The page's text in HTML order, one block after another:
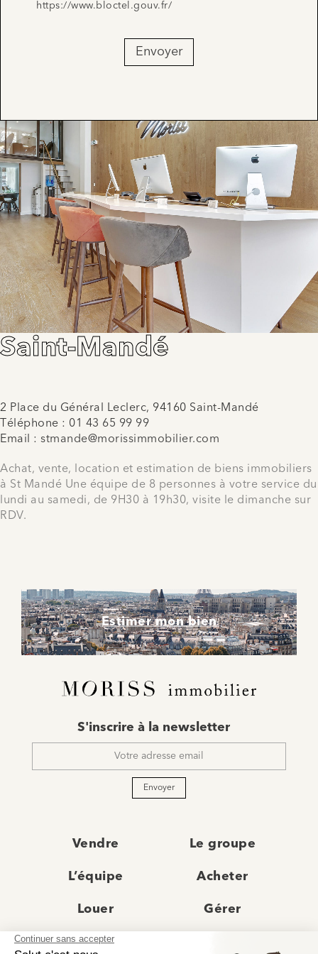
https://www.bloctel.gouv.fr/
Envoyer
Saint-Mandé
2 Place du Général Leclerc, 94160 Saint-Mandé
Téléphone : 01 43 65 99 99
Email : stmande@morissimmobilier.com
Achat, vente, location et estimation de biens immobiliers
à St Mandé Une équipe de 8 personnes à votre service du
lundi au samedi, de 9H30 à 19h30, visite le dimanche sur
RDV.
Estimer mon bien
mail
S'inscrire à la newsletter
Envoyer
Vendre Le groupe
L’équipe Acheter
Louer Gérer
Actualités